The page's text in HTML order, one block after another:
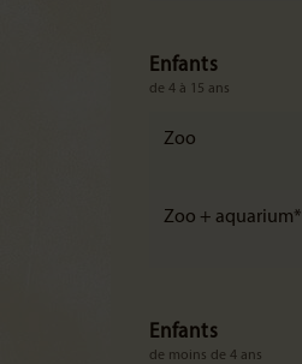
Enfants
de 4 à 15 ans
Zoo
Zoo + aquarium*
Enfants
de moins de 4 ans